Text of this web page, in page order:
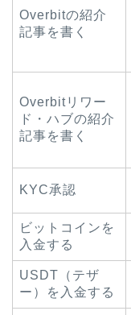
Overbitの紹介
記事を書く
Overbitリワー
ド・ハブの紹介
記事を書く
KYC承認
ビットコインを
入金する
USDT（テザ
ー）を入金する